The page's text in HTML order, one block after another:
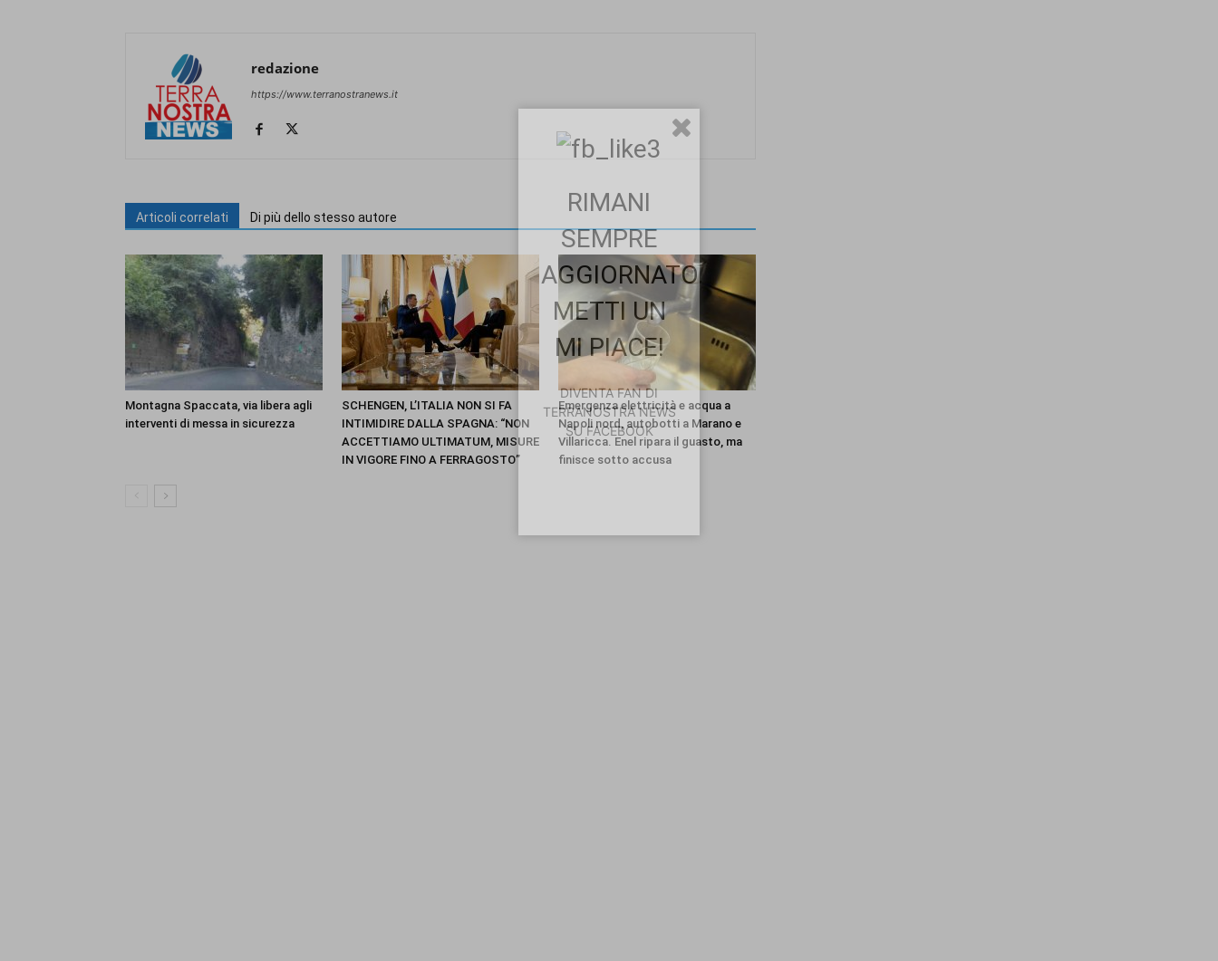
redazione
https://www.terranostranews.it
Articoli correlati Di più dello stesso autore
Montagna Spaccata, via libera agli
interventi di messa in sicurezza
SCHENGEN, L’ITALIA NON SI FA
INTIMIDIRE DALLA SPAGNA: “NON
ACCETTIAMO ULTIMATUM, MISURE
IN VIGORE FINO A FERRAGOSTO”
Emergenza elettricità e acqua a
Napoli nord, autobotti a Marano e
Villaricca. Enel ripara il guasto, ma
finisce sotto accusa
RIMANI
SEMPRE
AGGIORNATO.
METTI UN
MI PIACE!
DIVENTA FAN DI
TERRANOSTRA NEWS
SU FACEBOOK